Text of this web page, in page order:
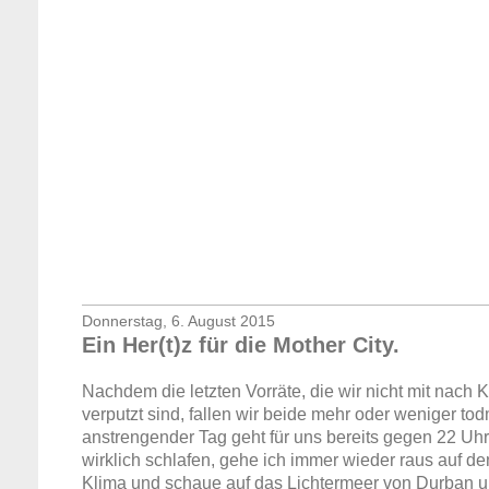
Donnerstag, 6. August 2015
Ein Her(t)z für die Mother City.
Nachdem die letzten Vorräte, die wir nicht mit nach
verputzt sind, fallen wir beide mehr oder weniger
anstrengender Tag geht für uns bereits gegen 22
wirklich schlafen, gehe ich immer wieder raus auf
Klima und schaue auf das Lichtermeer von Durban